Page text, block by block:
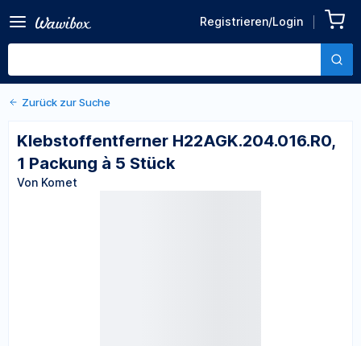
Registrieren/Login
H22AGK.204.016.R0, 1
Packung à 5 Stück
Von Komet
Zurück zu den Produktdetails
Zurück zur Suche
Klebstoffentferner H22AGK.204.016.R0,
1 Packung à 5 Stück
Von Komet